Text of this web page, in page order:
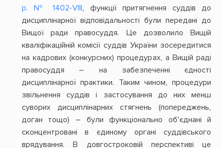
р. № 1402-VIII, функції притягнення суддів до
дисциплінарної відповідальності були передані до
Вищої ради правосуддя. Це дозволило Вищій
кваліфікаційній комісії суддів України зосередитися
на кадрових (конкурсних) процедурах, а Вищій раді
правосуддя – на забезпеченні єдності
дисциплінарної практики. Таким чином, процедури
звільнення суддів і застосування до них менш
суворих дисциплінарних стягнень (попереджень,
доган тощо) – були функціонально об’єднані й
сконцентровані в єдиному органі суддівського
врядування. В довгостроковій перспективі це